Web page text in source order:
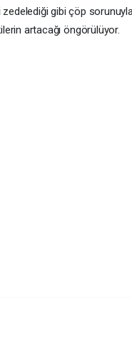
zedelediği gibi çöp
artacağı öngörülüyor.